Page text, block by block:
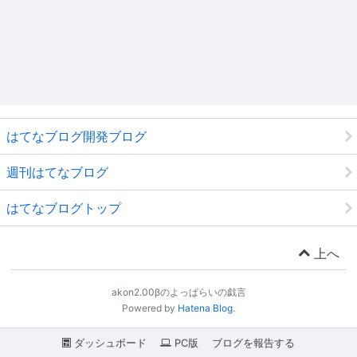
はてなブログ開発ブログ
週刊はてなブログ
はてなブログトップ
上へ
akon2.00βのよっぱらいの戯言
Powered by Hatena Blog.
ダッシュボード PC版 ブログを報告する